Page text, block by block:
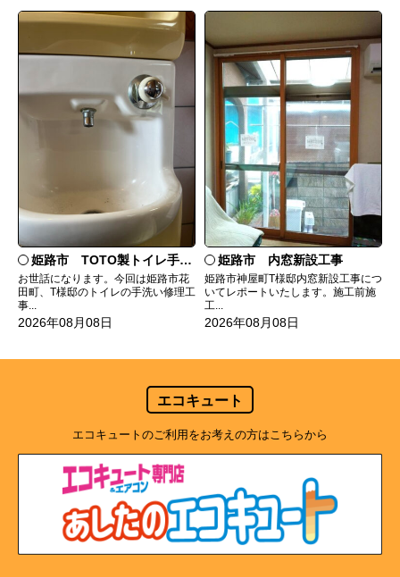
姫路市 TOTO製トイレ手洗いの水漏れ修理
お世話になります。今回は姫路市花
田町、T様邸のトイレの手洗い修理工
事...
2026年08月08日
姫路市 内窓新設工事
姫路市神屋町T様邸内窓新設工事につ
いてレポートいたします。施工前施
工...
2026年08月08日
エコキュート
エコキュートのご利用をお考えの方はこちらから